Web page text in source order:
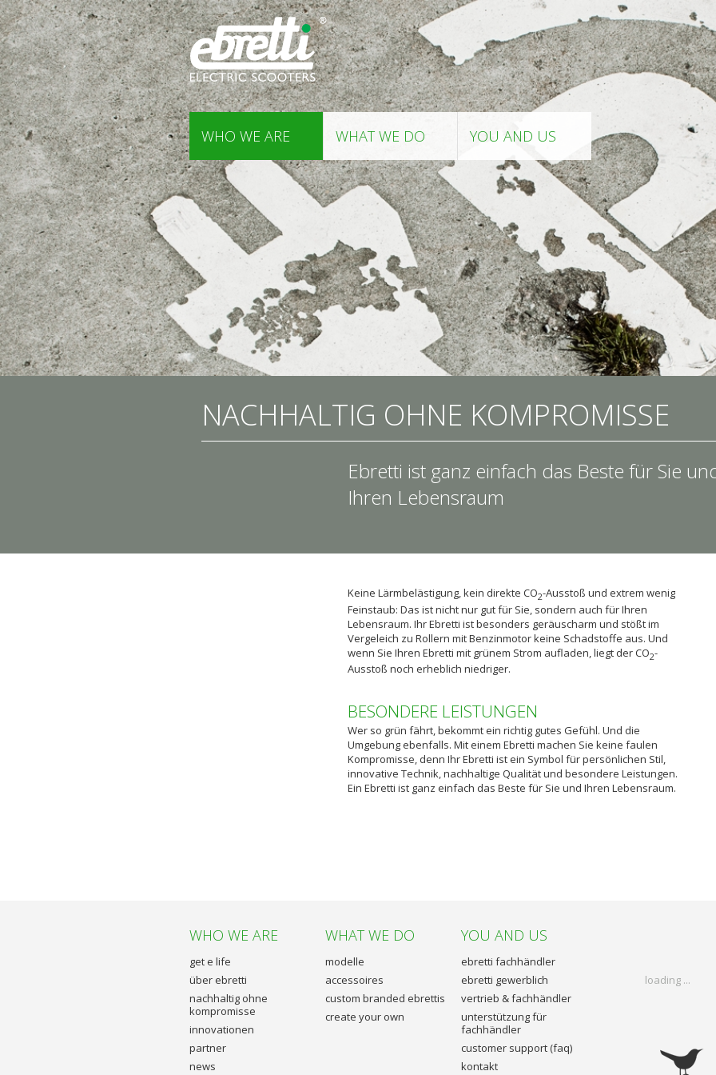
WHO WE ARE WHAT WE DO YOU AND US
NACHHALTIG OHNE KOMPROMISSE
Ebretti ist ganz einfach das Beste für Sie
Ihren Lebensraum
Keine Lärmbelästigung, kein direkte CO2-Ausstoß und extrem wenig
Feinstaub: Das ist nicht nur gut für Sie, sondern auch für Ihren
Lebensraum. Ihr Ebretti ist besonders geräuscharm und stößt im
Vergeleich zu Rollern mit Benzinmotor keine Schadstoffe aus. Und
wenn Sie Ihren Ebretti mit grünem Strom aufladen, liegt der CO2-
Ausstoß noch erheblich niedriger.
BESONDERE LEISTUNGEN
Wer so grün fährt, bekommt ein richtig gutes Gefühl. Und die
Umgebung ebenfalls. Mit einem Ebretti machen Sie keine faulen
Kompromisse, denn Ihr Ebretti ist ein Symbol für persönlichen Stil,
innovative Technik, nachhaltige Qualität und besondere Leistungen.
Ein Ebretti ist ganz einfach das Beste für Sie und Ihren Lebensraum.
WHO WE ARE
get e life
über ebretti
nachhaltig ohne
kompromisse
innovationen
partner
news
WHAT WE DO
modelle
accessoires
custom branded ebrettis
create your own
YOU AND US
ebretti fachhändler
ebretti gewerblich
vertrieb & fachhändler
unterstützung für
fachhändler
customer support (faq)
kontakt
loading ...